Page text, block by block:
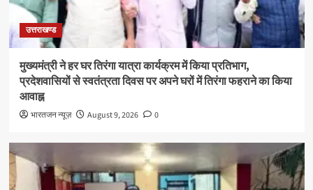
उत्तराखण्ड
मुख्यमंत्री ने हर घर तिरंगा यात्रा कार्यक्रम में किया प्रतिभाग,
प्रदेशवासियों से स्वतंत्रता दिवस पर अपने घरों में तिरंगा फहराने का किया
आवाह्न
भारतजन न्यूज़ August 9, 2026 0